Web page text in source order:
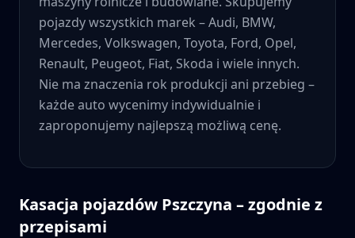
pojazdy wszystkich marek – Audi, BMW,
Mercedes, Volkswagen, Toyota, Ford, Opel,
Renault, Peugeot, Fiat, Skoda i wiele innych.
Nie ma znaczenia rok produkcji ani przebieg –
każde auto wycenimy indywidualnie i
zaproponujemy najlepszą możliwą cenę.
Kasacja pojazdów Pszczyna – zgodnie z
przepisami